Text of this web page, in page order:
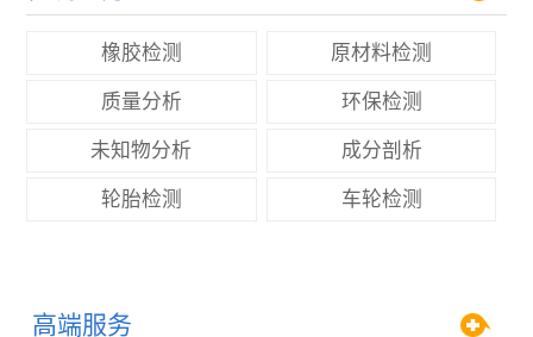
橡胶检测 原材料检测
质量分析 环保检测
未知物分析 成分剖析
轮胎检测 车轮检测
高端服务